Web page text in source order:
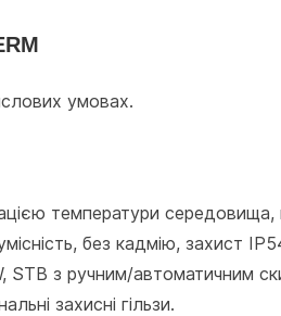
умовах.
температури
без кадмію, захист
STB з ручним/автоматичним
захисні гільзи.